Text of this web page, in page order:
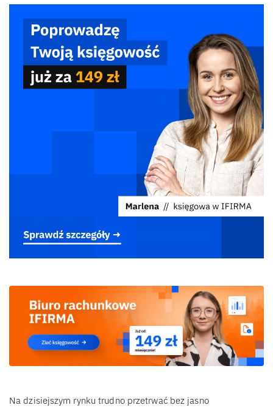
Na dzisiejszym rynku trudno przetrwać bez jasno